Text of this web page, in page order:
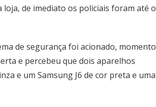
de imediato os policiais foram até o
de segurança foi acionado, momento
e percebeu que dois aparelhos
e um Samsung J6 de cor preta e uma